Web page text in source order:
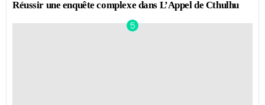
Réussir une enquête complexe dans L’Appel de Cthulhu